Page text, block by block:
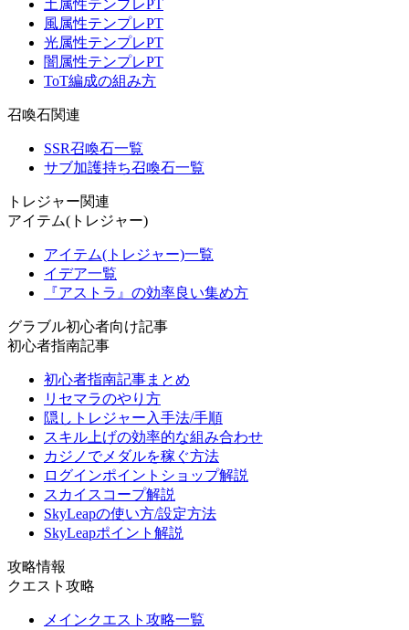
土属性テンプレPT
風属性テンプレPT
光属性テンプレPT
闇属性テンプレPT
ToT編成の組み方
召喚石関連
SSR召喚石一覧
サブ加護持ち召喚石一覧
トレジャー関連
アイテム(トレジャー)
アイテム(トレジャー)一覧
イデア一覧
『アストラ』の効率良い集め方
グラブル初心者向け記事
初心者指南記事
初心者指南記事まとめ
リセマラのやり方
隠しトレジャー入手法/手順
スキル上げの効率的な組み合わせ
カジノでメダルを稼ぐ方法
ログインポイントショップ解説
スカイスコープ解説
SkyLeapの使い方/設定方法
SkyLeapポイント解説
攻略情報
クエスト攻略
メインクエスト攻略一覧